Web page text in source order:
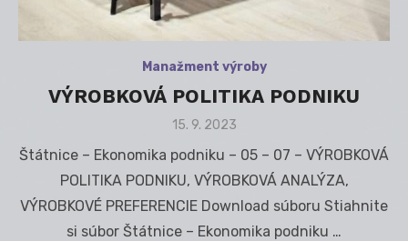
Manažment výroby
VÝROBKOVÁ POLITIKA PODNIKU
Posted
15. 9. 2023
Štátnice – Ekonomika podniku – 05 – 07 – VÝROBKOVÁ
POLITIKA PODNIKU, VÝROBKOVÁ ANALÝZA,
VÝROBKOVÉ PREFERENCIE Download súboru Stiahnite
si súbor Štátnice – Ekonomika podniku …